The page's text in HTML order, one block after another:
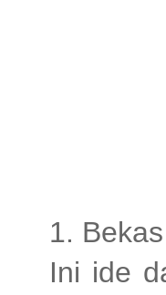
1.
Ini ide